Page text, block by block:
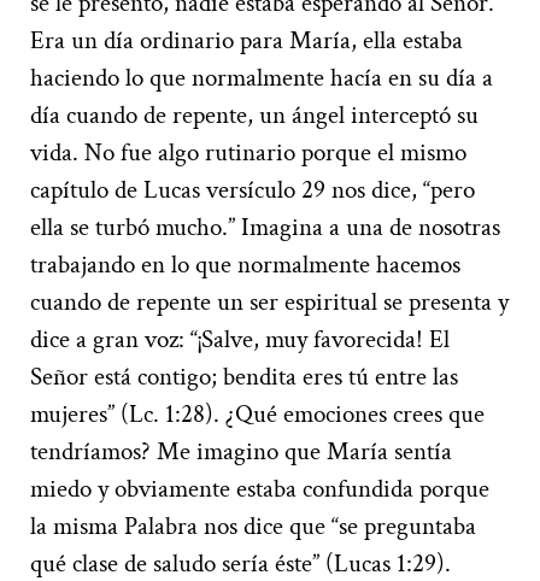
Era un día ordinario para María, ella estaba
haciendo lo que normalmente hacía en su día a
día cuando de repente, un ángel interceptó su
vida. No fue algo rutinario porque el mismo
capítulo de Lucas versículo 29 nos dice, “pero
ella se turbó mucho.” Imagina a una de nosotras
trabajando en lo que normalmente hacemos
cuando de repente un ser espiritual se presenta y
dice a gran voz: “¡Salve, muy favorecida! El
Señor está contigo; bendita eres tú entre las
mujeres” (Lc. 1:28). ¿Qué emociones crees que
tendríamos? Me imagino que María sentía
miedo y obviamente estaba confundida porque
la misma Palabra nos dice que “se preguntaba
qué clase de saludo sería éste” (Lucas 1:29).